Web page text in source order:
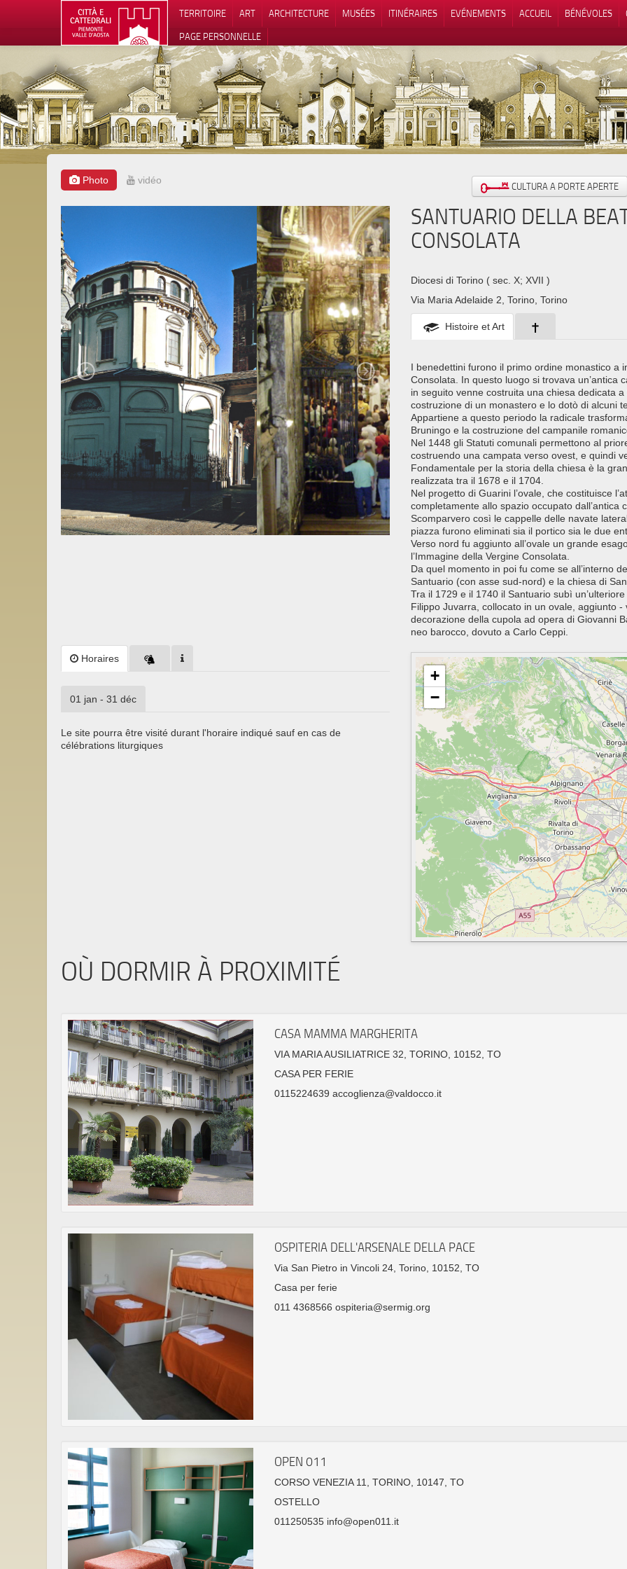
TERRITOIRE ART ARCHITECTURE MUSÉES ITINÉRAIRES EVÉNEMENTS ACCUEIL BÉNÉVOLES
PAGE PERSONNELLE
Photo vidéo CULTURA A PORTE APERTE
SANTUARIO DELLA
CONSOLATA
Diocesi di Torino ( sec. X; XVII )
Via Maria Adelaide 2, Torino, Torino
Histoire et Art
I benedettini furono il primo ordine monastico a
Consolata. In questo luogo si trovava un’antica
in seguito venne costruita una chiesa dedicata
costruzione di un monastero e lo dotò di alcuni
Appartiene a questo periodo la radicale
Bruningo e la costruzione del campanile
Nel 1448 gli Statuti comunali permettono al
costruendo una campata verso ovest, e quindi
Fondamentale per la storia della chiesa è la
realizzata tra il 1678 e il 1704.
Nel progetto di Guarini l’ovale, che costituisce
completamente allo spazio occupato dall’antica
Scomparvero così le cappelle delle navate
piazza furono eliminati sia il portico sia le due
Verso nord fu aggiunto all’ovale un grande
l’Immagine della Vergine Consolata.
Da quel momento in poi fu come se all’interno
Santuario (con asse sud-nord) e la chiesa di
Tra il 1729 e il 1740 il Santuario subì
Filippo Juvarra, collocato in un ovale, aggiunto
decorazione della cupola ad opera di Giovanni
neo barocco, dovuto a Carlo Ceppi.
Horaires
01 jan - 31 déc
Le site pourra être visité durant l'horaire indiqué sauf en cas de
célébrations liturgiques
+
−
OÙ DORMIR À PROXIMITÉ
CASA MAMMA MARGHERITA
VIA MARIA AUSILIATRICE 32, TORINO, 10152, TO
CASA PER FERIE
0115224639 accoglienza@valdocco.it
OSPITERIA DELL'ARSENALE DELLA PACE
Via San Pietro in Vincoli 24, Torino, 10152, TO
Casa per ferie
011 4368566 ospiteria@sermig.org
OPEN 011
CORSO VENEZIA 11, TORINO, 10147, TO
OSTELLO
011250535 info@open011.it
Vos choix en matière de